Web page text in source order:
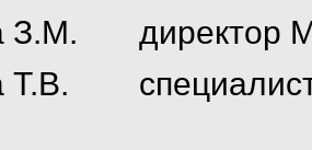
З.М. директор
Т.В. специалист